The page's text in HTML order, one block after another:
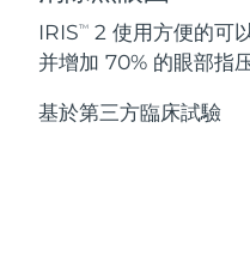
IRISTM
2 使用方便的可
并增加 70% 的眼部指
基於第三方臨床試驗
Travel-
Firming
Acne
IRIS™ 2
毛孔護理
KIWI™
Diamond
LUNA™
2-in-1 LED
匈牙利
冰島